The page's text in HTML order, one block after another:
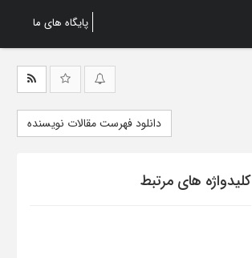
پایگاه های ما
دانلود فهرست مقالات نویسنده
کلیدواژه های مرتبط